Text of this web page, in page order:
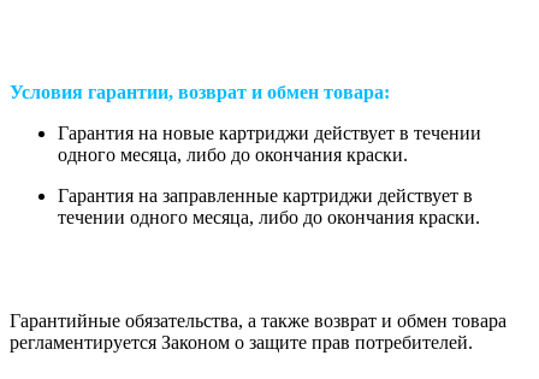
Условия гарантии, возврат и обмен товара:
Гарантия на новые картриджи действует в течении
одного месяца, либо до окончания краски.
Гарантия на заправленные картриджи действует в
течении одного месяца, либо до окончания краски.
Гарантийные обязательства, а также возврат и обмен товара
регламентируется Законом о защите прав потребителей.